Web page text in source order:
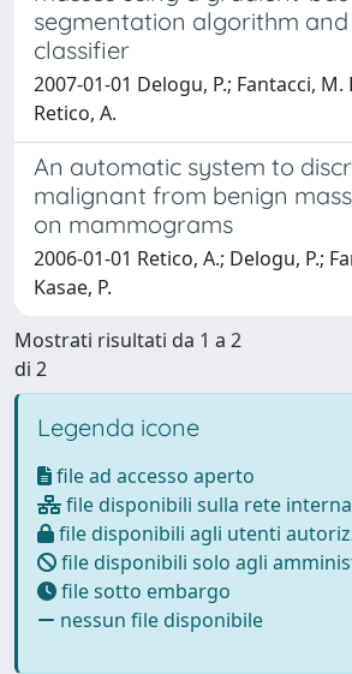
segmentation algorithm
classifier
2007-01-01 Delogu, P.; Fantacci, M.
Retico, A.
An automatic system to
malignant from benign
on mammograms
2006-01-01 Retico, A.; Delogu, P.;
Kasae, P.
Mostrati risultati da 1 a 2
di 2
Legenda icone
file ad accesso aperto
file disponibili sulla rete interna
file disponibili agli utenti
file disponibili solo agli
file sotto embargo
nessun file disponibile